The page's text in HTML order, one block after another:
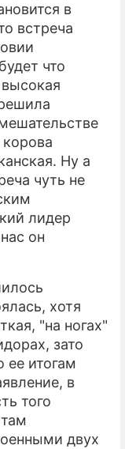
в
встреча
что
Ну а
чуть не
лидер
он
хотя
"на ногах"
зато
ее итогам
в
того
двух